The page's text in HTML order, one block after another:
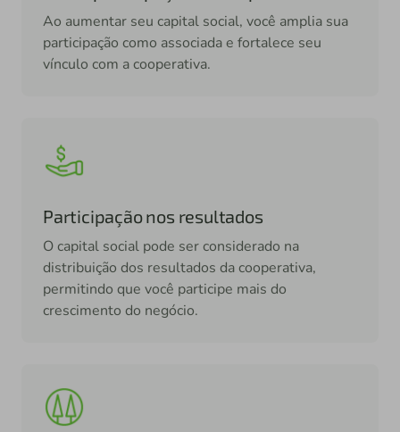
Ao aumentar seu capital social, você amplia sua
participação como associada e fortalece seu
vínculo com a cooperativa.
Participação nos resultados
O capital social pode ser considerado na
distribuição dos resultados da cooperativa,
permitindo que você participe mais do
crescimento do negócio.